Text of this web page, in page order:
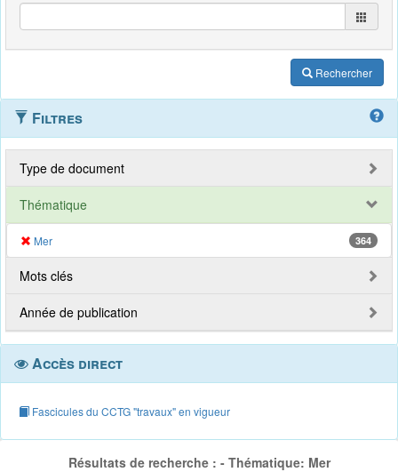
Rechercher
Filtres
Type de document
Thématique
Mer 364
Mots clés
Année de publication
Accès direct
Fascicules du CCTG "travaux" en vigueur
Résultats de recherche : - Thématique: Mer